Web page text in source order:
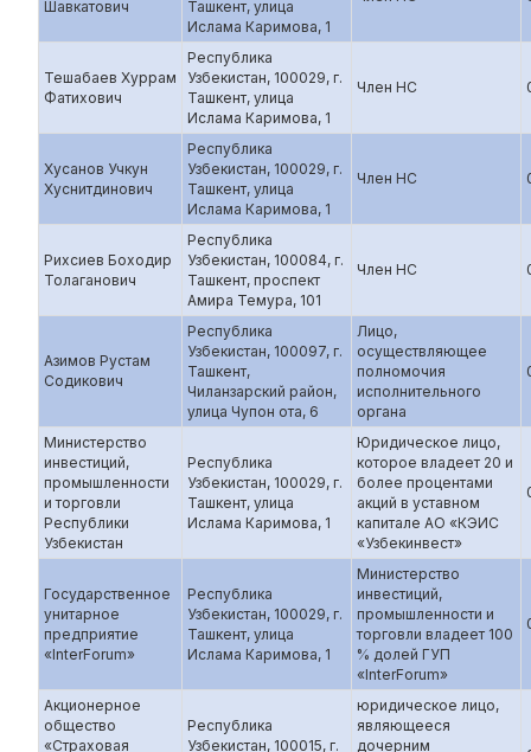
Шавкатович
Ташкент, улица
Ислама Каримова, 1
Тешабаев Хуррам
Фатихович
Республика
Узбекистан, 100029, г.
Ташкент, улица
Ислама Каримова, 1
Член НС
Хусанов Учкун
Хуснитдинович
Республика
Узбекистан, 100029, г.
Ташкент, улица
Ислама Каримова, 1
Член НС
Рихсиев Боходир
Толаганович
Республика
Узбекистан, 100084, г.
Ташкент, проспект
Амира Темура, 101
Член НС
Азимов Рустам
Содикович
Республика
Узбекистан, 100097, г.
Ташкент,
Чиланзарский район,
улица Чупон ота, 6
Лицо,
осуществляющее
полномочия
исполнительного
органа
Министерство
инвестиций,
промышленности
и торговли
Республики
Узбекистан
Республика
Узбекистан, 100029, г.
Ташкент, улица
Ислама Каримова, 1
Юридическое лицо,
которое владеет 20 и
более процентами
акций в уставном
капитале АО «КЭИС
«Узбекинвест»
Государственное
унитарное
предприятие
«InterForum»
Республика
Узбекистан, 100029, г.
Ташкент, улица
Ислама Каримова, 1
Министерство
инвестиций,
промышленности и
торговли владеет 100
% долей ГУП
«InterForum»
Акционерное
общество
«Страховая
Республика
Узбекистан, 100015, г.
юридическое лицо,
являющееся
дочерним